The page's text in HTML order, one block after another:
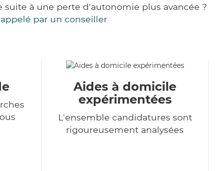
à une perte d'autonomie plus avancée ?
par un conseiller
Aides à domicile
expérimentées
L'ensemble candidatures sont
rigoureusement analysées